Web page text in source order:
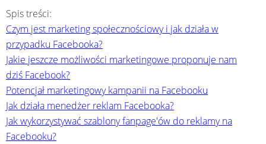
Spis treści:
Czym jest marketing społecznościowy i jak działa w
przypadku Facebooka?
Jakie jeszcze możliwości marketingowe proponuje nam
dziś Facebook?
Potencjał marketingowy kampanii na Facebooku
Jak działa menedżer reklam Facebooka?
Jak wykorzystywać szablony fanpage'ów do reklamy na
Facebooku?